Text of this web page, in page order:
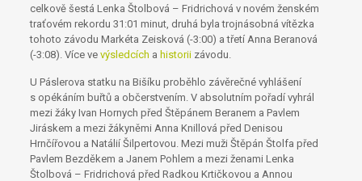
celkově šestá Lenka Štolbová – Fridrichová v novém ženském
traťovém rekordu 31:01 minut, druhá byla trojnásobná vítězka
tohoto závodu Markéta Zeisková (-3:00) a třetí Anna Beranová
(-3:08). Více ve výsledcích a historiizávodu.
U Páslerova statku na Bišíku proběhlo závěrečné vyhlášení
s opékáním buřtů a občerstvením. V absolutním pořadí vyhrál
mezi žáky Ivan Hornych před Štěpánem Beranem a Pavlem
Jiráskem a mezi žákyněmi Anna Knillová před Denisou
Hrnčířovou a Natálií Šilpertovou. Mezi muži Štěpán Štolfa před
Pavlem Bezděkem a Janem Pohlem a mezi ženami Lenka
Štolbová – Fridrichová před Radkou Krtičkovou a Annou